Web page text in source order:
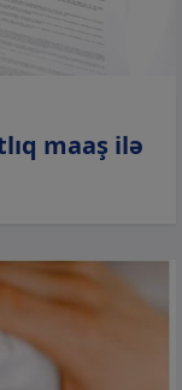
maaş ilə